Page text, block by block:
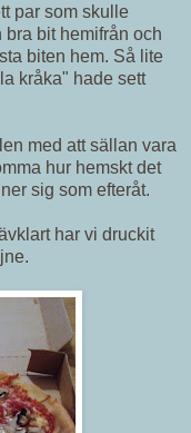
par som skulle
bit hemifrån och
biten hem. Så lite
kråka" hade sett
med att sällan vara
hur hemskt det
sig som efteråt.
har vi druckit